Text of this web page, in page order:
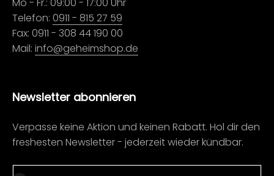
Telefon: 0911 - 815 27 59
Fax: 0911 - 308 44 190 00
Mail: info@geheimshop.de
Newsletter abonnieren
Verpasse keine Aktion und keinen Rabatt. Hol dir den
freshesten Newsletter - jederzeit wieder kündbar.